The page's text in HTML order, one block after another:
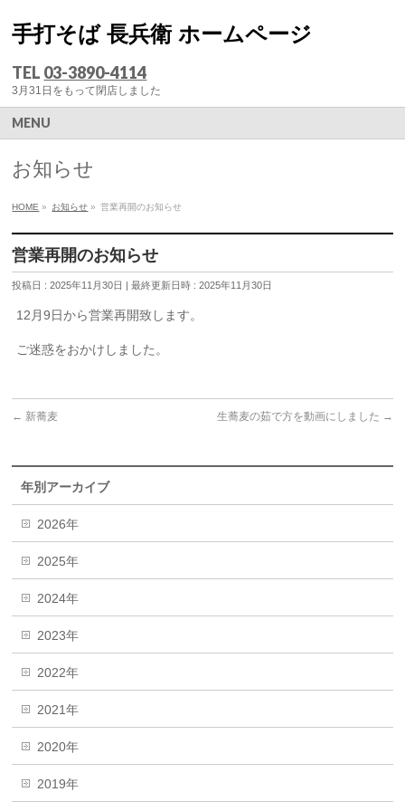
手打そば 長兵衛 ホームページ
TEL 03-3890-4114
3月31日をもって閉店しました
MENU
お知らせ
HOME » お知らせ » 営業再開のお知らせ
営業再開のお知らせ
投稿日 : 2025年11月30日 最終更新日時 : 2025年11月30日
12月9日から営業再開致します。
ご迷惑をおかけしました。
← 新蕎麦 生蕎麦の茹で方を動画にしました →
年別アーカイブ
2026年
2025年
2024年
2023年
2022年
2021年
2020年
2019年